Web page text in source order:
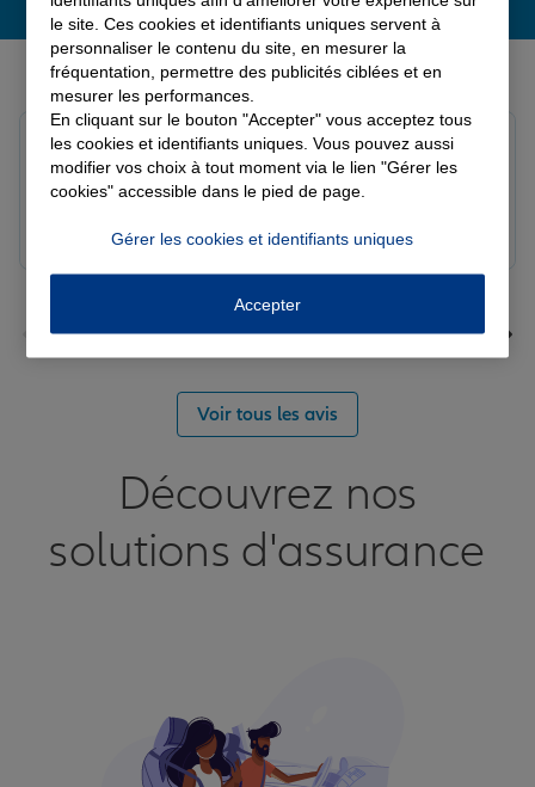
Derniers avis de nos agences Allianz
Note de 5 sur 5
Le 06/08/2026 - Agence SOURDEVAL
louna p.
Voir tous les avis
Découvrez nos
solutions d'assurance
le site. Ces cookies et identifiants uniques servent à
personnaliser le contenu du site, en mesurer la
fréquentation, permettre des publicités ciblées et en
mesurer les performances.
En cliquant sur le bouton "Accepter" vous acceptez tous
les cookies et identifiants uniques. Vous pouvez aussi
modifier vos choix à tout moment via le lien "Gérer les
cookies" accessible dans le pied de page.
Gérer les cookies et identifiants uniques
Accepter